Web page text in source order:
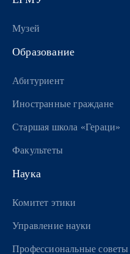
Музей
Образование
Абитуриент
Иностранные граждане
Старшая школа «Гераци»
Факультеты
Наука
Комитет этики
Управление науки
Профессиональные советы